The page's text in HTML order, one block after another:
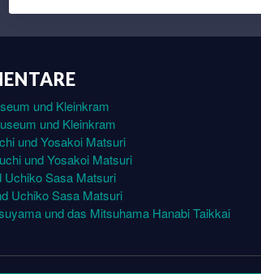
und Kleinkram
und Kleinkram
und Yosakoi Matsuri
und Yosakoi Matsuri
Uchiko Sasa Matsuri
Uchiko Sasa Matsuri
und das Mitsuhama Hanabi Taikkai